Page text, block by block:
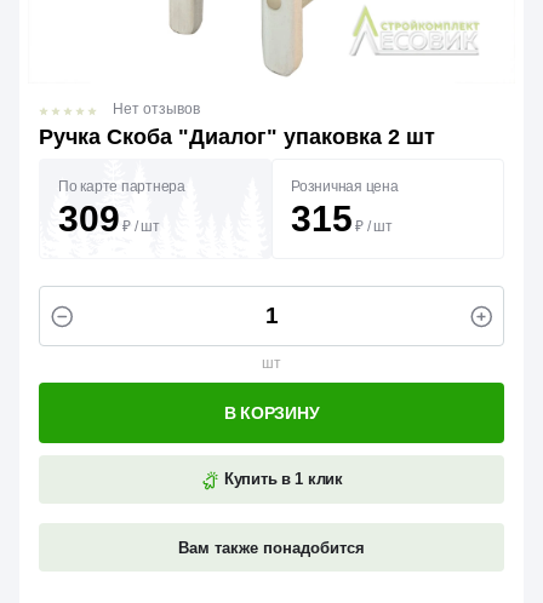
Ручка Скоба "Диалог" упаковка 2 шт
Нет отзывов
По карте партнера
309 ₽ / шт
Розничная цена
315 ₽ / шт
шт
Купить в 1 клик
Вам также понадобится
В КОРЗИНУ